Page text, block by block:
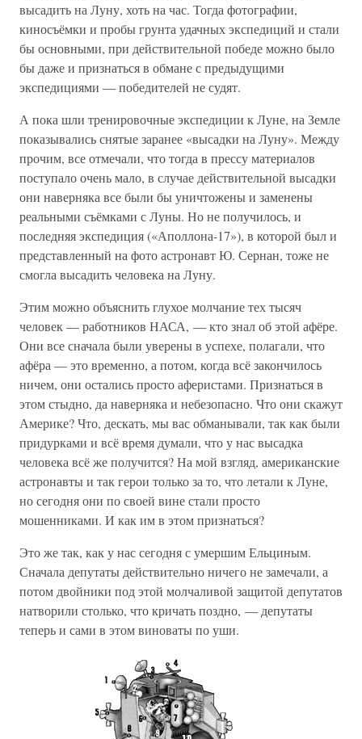
высадить на Луну, хоть на час. Тогда фотографии,
киносъёмки и пробы грунта удачных экспедиций и стали
бы основными, при действительной победе можно было
бы даже и признаться в обмане с предыдущими
экспедициями — победителей не судят.
А пока шли тренировочные экспедиции к Луне, на Земле
показывались снятые заранее «высадки на Луну». Между
прочим, все отмечали, что тогда в прессу материалов
поступало очень мало, в случае действительной высадки
они наверняка все были бы уничтожены и заменены
реальными съёмками с Луны. Но не получилось, и
последняя экспедиция («Аполлона-17»), в которой был и
представленный на фото астронавт Ю. Сернан, тоже не
смогла высадить человека на Луну.
Этим можно объяснить глухое молчание тех тысяч
человек — работников НАСА, — кто знал об этой афёре.
Они все сначала были уверены в успехе, полагали, что
афёра — это временно, а потом, когда всё закончилось
ничем, они остались просто аферистами. Признаться в
этом стыдно, да наверняка и небезопасно. Что они скажут
Америке? Что, дескать, мы вас обманывали, так как были
придурками и всё время думали, что у нас высадка
человека всё же получится? На мой взгляд, американские
астронавты и так герои только за то, что летали к Луне,
но сегодня они по своей вине стали просто
мошенниками. И как им в этом признаться?
Это же так, как у нас сегодня с умершим Ельциным.
Сначала депутаты действительно ничего не замечали, а
потом двойники под этой молчаливой защитой депутатов
натворили столько, что кричать поздно, — депутаты
теперь и сами в этом виноваты по уши.